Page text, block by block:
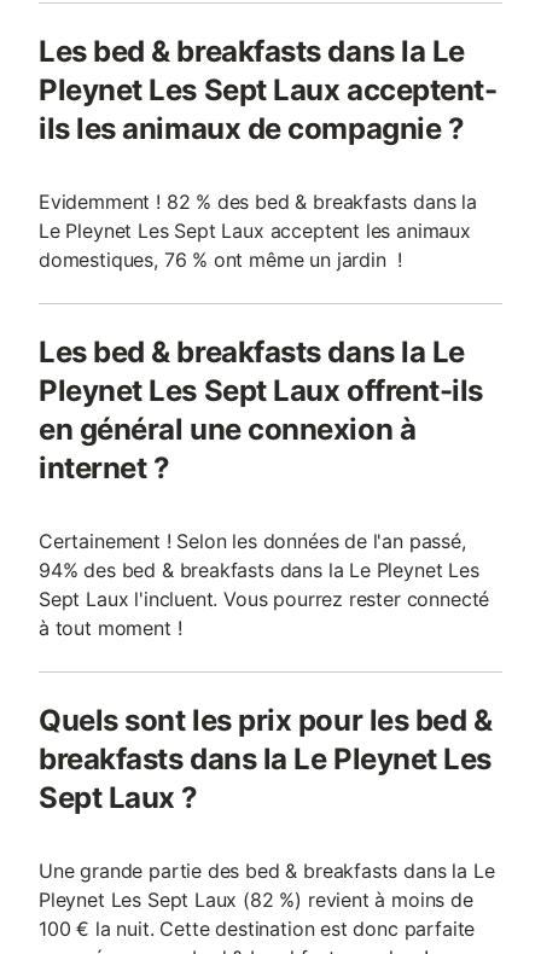
Les bed & breakfasts dans la Le
Pleynet Les Sept Laux acceptent-
ils les animaux de compagnie ?
Evidemment ! 82 % des bed & breakfasts dans la
Le Pleynet Les Sept Laux acceptent les animaux
domestiques, 76 % ont même un jardin !
Les bed & breakfasts dans la Le
Pleynet Les Sept Laux offrent-ils
en général une connexion à
internet ?
Certainement ! Selon les données de l'an passé,
94% des bed & breakfasts dans la Le Pleynet Les
Sept Laux l'incluent. Vous pourrez rester connecté
à tout moment !
Quels sont les prix pour les bed &
breakfasts dans la Le Pleynet Les
Sept Laux ?
Une grande partie des bed & breakfasts dans la Le
Pleynet Les Sept Laux (82 %) revient à moins de
100 € la nuit. Cette destination est donc parfaite